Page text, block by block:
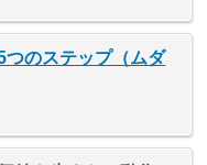
つのステップ（ムダ